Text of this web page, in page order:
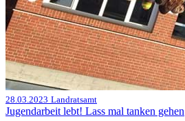
28.03.2023 Landratsamt
Jugendarbeit lebt! Lass mal tanken gehen